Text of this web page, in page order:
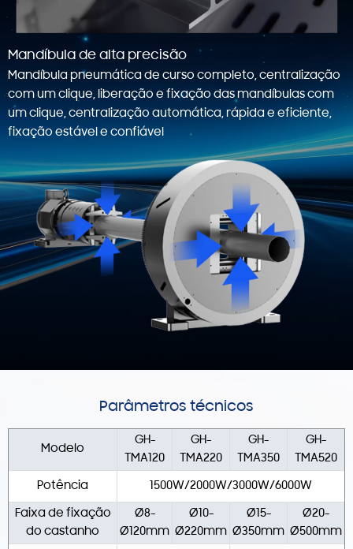
Mandíbula de alta precisão
Mandíbula pneumática de curso completo, centralização
com um clique, liberação e fixação das mandíbulas com
um clique, centralização automática, rápida e eficiente,
fixação estável e confiável
Parâmetros técnicos
Modelo
GH-
TMA120
GH-
TMA220
GH-
TMA350
GH-
TMA520
Potência 1500W/2000W/3000W/6000W
Faixa de fixação
do castanho
Ø8-
Ø120mm
Ø10-
Ø220mm
Ø15-
Ø350mm
Ø20-
Ø500mm